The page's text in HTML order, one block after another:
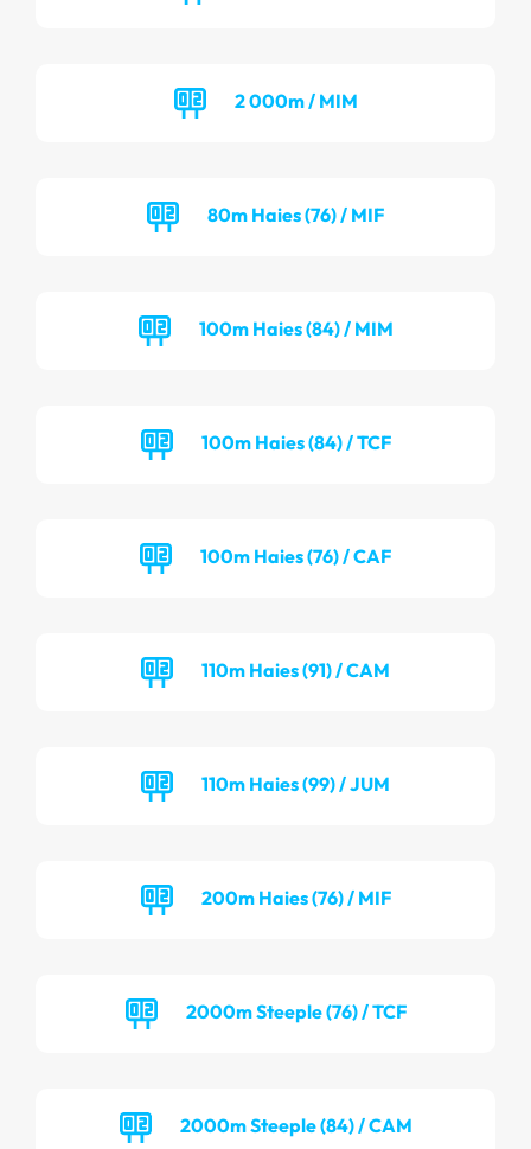
2 000m / MIM
80m Haies (76) / MIF
100m Haies (84) / MIM
100m Haies (84) / TCF
100m Haies (76) / CAF
110m Haies (91) / CAM
110m Haies (99) / JUM
200m Haies (76) / MIF
2000m Steeple (76) / TCF
2000m Steeple (84) / CAM